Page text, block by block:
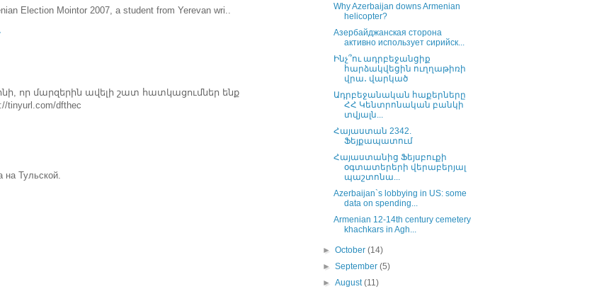
Election Mointor 2007, a student from Yerevan wri..
որ մարզերին ավելի շատ հատկացումներ ենք
dfthec
Тульской.
Why Azerbaijan downs Armenian
helicopter?
Азербайджанская сторона
активно использует сирийск...
Ինչ՞ու ադրբեջանցիք
հարձակվեցին ուղղաթիռի
վրա․ վարկած
Ադրբեջանական հաքերները
ՀՀ Կենտրոնական բանկի
տվյալն...
Հայաստան 2342.
Ֆեյքապատում
Հայաստանից Ֆեյսբուքի
օգտատերերի վերաբերյալ
պաշտոնա...
Azerbaijan`s lobbying in US: some
data on spending...
Armenian 12-14th century cemetery
khachkars in Agh...
►October(14)
►September(5)
►August(11)